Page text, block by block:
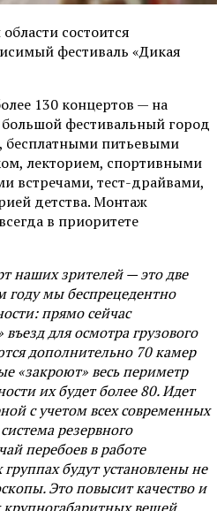
состоится
фестиваль «Дикая
130 концертов — на
фестивальный город
питьевыми
лекторием, спортивными
встречами, тест-драйвами,
детства. Монтаж
в приоритете
наших зрителей — это две
году мы беспрецедентно
прямо сейчас
для осмотра грузового
дополнительно 70 камер
«закроют» весь периметр
их будет более 80. Идет
с учетом всех современных
резервного
перебоев в работе
будут установлены не
Это повысит качество и